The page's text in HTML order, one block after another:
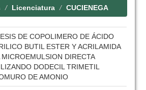
Licenciatura CUCIENEGA
DE COPOLIMERO DE ÁCIDO
BUTIL ESTER Y ACRILAMIDA
MICROEMULSION DIRECTA
DODECIL TRIMETIL
DE AMONIO